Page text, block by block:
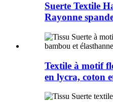
Suerte Textile
Rayonne
Textile à motif
en lycra, coton